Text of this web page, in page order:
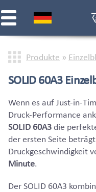
Produkte »
SOLID 60A3
Wenn es auf Just-in-
Druck-Performance
SOLID 60A3 die
der ersten Seite beträgt
Druckgeschwindigkeit
Minute.
Der SOLID 60A3